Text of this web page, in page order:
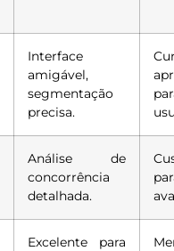
Interface
amigável,
segmentação
precisa.
Análise de
concorrência
detalhada.
Excelente para